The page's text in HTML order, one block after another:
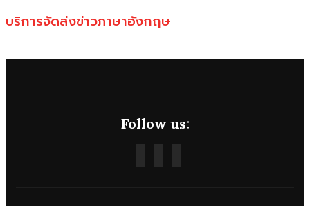
บริการจัดส่งข่าวภาษาอังกฤษ
Follow us: